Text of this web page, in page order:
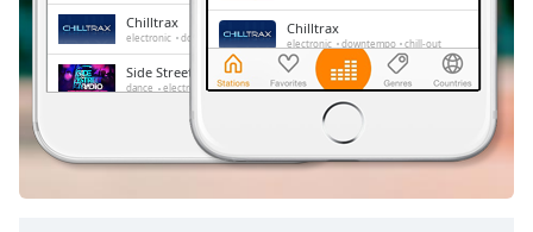
Descriptions
descriptions
off,
Subtitles
subtitles
Chilltrax
electronic downtempo chill-out
Side Street Radio
dance electronic trance house
progressive house
FOX News Talk
Chilltrax
electronic downtempo chill-out
Side Street Radio
dance electronic trance house
progressive house
FOX News Talk